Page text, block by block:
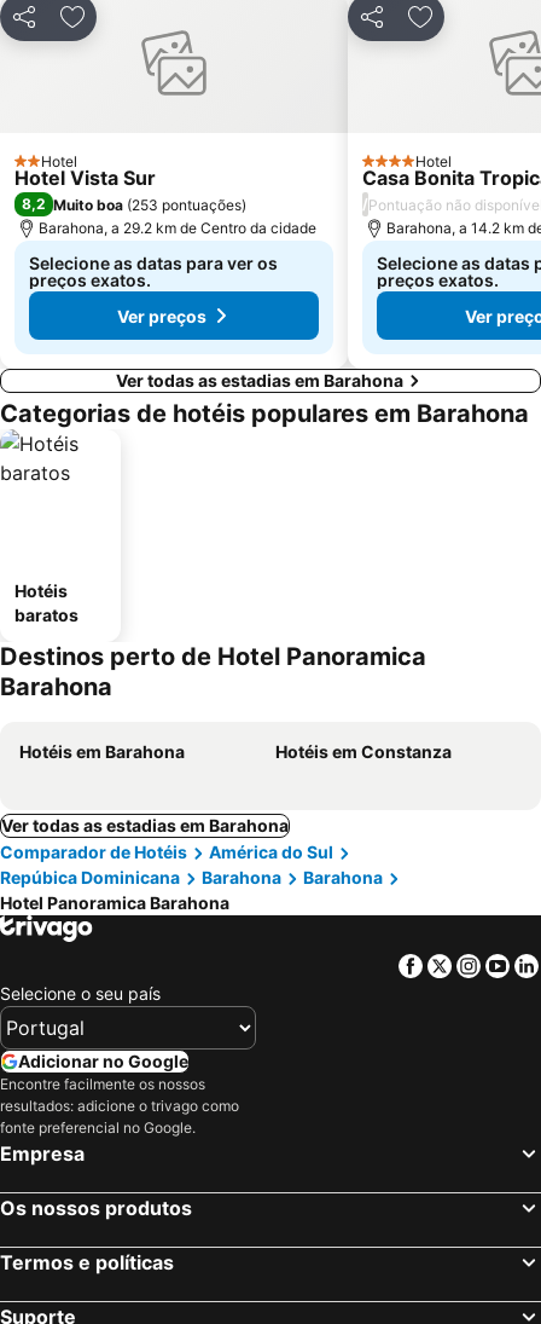
PartilharAdicionar aos favoritos
2 Estrelas
Hotel
Hotel Vista Sur
8,2 Muito boa (253 pontuações)
Barahona, a 29.2 km de Centro da cidade
Selecione as datas para ver os
preços exatos.
Ver preços
PartilharAdicionar
4 Estrelas
Hotel
Casa Bonita
/Pontuação não
Barahona, a 14.2 km
Selecione as datas
preços exatos.
Ver
Ver todas as estadias em Barahona
Categorias de hotéis populares em Barahona
Hotéis
baratos
Destinos perto de Hotel Panoramica
Barahona
Hotéis em Barahona Hotéis em Constanza
Ver todas as estadias em Barahona
Comparador de Hotéis
América do Sul
Repúbica Dominicana
Barahona
Barahona
Hotel Panoramica Barahona
Facebook
Twitter
Selecione o seu país
Adicionar no Google
Encontre facilmente os nossos
resultados: adicione o trivago como
fonte preferencial no Google.
Empresa
Os nossos produtos
Termos e políticas
Suporte